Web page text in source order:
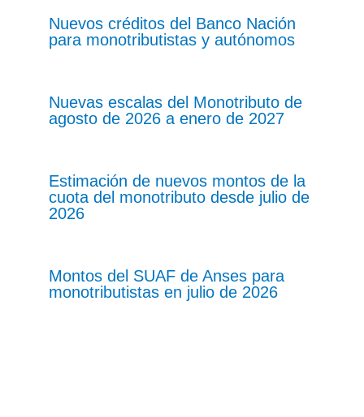
Nuevos créditos del Banco Nación
para monotributistas y autónomos
Nuevas escalas del Monotributo de
agosto de 2026 a enero de 2027
Estimación de nuevos montos de la
cuota del monotributo desde julio de
2026
Montos del SUAF de Anses para
monotributistas en julio de 2026